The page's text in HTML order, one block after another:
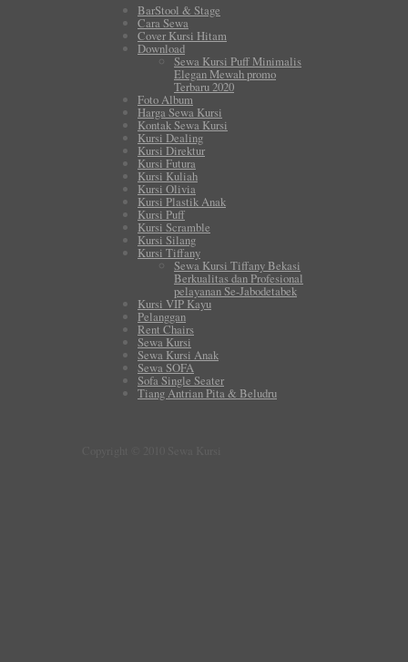
BarStool & Stage
Cara Sewa
Cover Kursi Hitam
Download
Sewa Kursi Puff Minimalis
Elegan Mewah promo
Terbaru 2020
Foto Album
Harga Sewa Kursi
Kontak Sewa Kursi
Kursi Dealing
Kursi Direktur
Kursi Futura
Kursi Kuliah
Kursi Olivia
Kursi Plastik Anak
Kursi Puff
Kursi Scramble
Kursi Silang
Kursi Tiffany
Sewa Kursi Tiffany Bekasi
Berkualitas dan Profesional
pelayanan Se-Jabodetabek
Kursi VIP Kayu
Pelanggan
Rent Chairs
Sewa Kursi
Sewa Kursi Anak
Sewa SOFA
Sofa Single Seater
Tiang Antrian Pita & Beludru